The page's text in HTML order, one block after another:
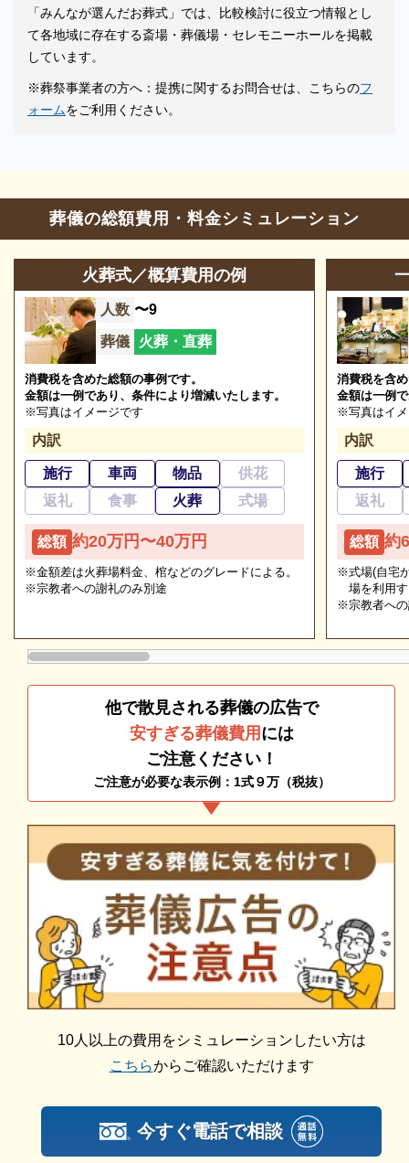
参列者控室
アメニティセット
ロビー エレベーター
「みんなが選んだお葬式」では、比較検討に役立つ情報とし
て各地域に存在する斎場・葬儀場・セレモニーホールを掲載
しています。
※葬祭事業者の方へ：提携に関するお問合せは、こちらのフ
ォームをご利用ください。
葬儀の総額費用・料金シミュレーション
火葬式／概算費用の例
人数 〜9
葬儀 火葬・直葬
消費税を含めた総額の事例です。
金額は一例であり、条件により増減いたします。
※写真はイメージです
内訳
施行 車両 物品
供花
返礼
食事 火葬 式場
総額 約20万円〜40万円
※金額差は火葬場料金、棺などのグレードによる。
※宗教者への謝礼のみ別途
消費税を含
金額は一例
※写真はイ
内訳
施行
返礼
総額 約
※式場(自宅
場を利用
※宗教者へ
他で散見される葬儀の広告で
安すぎる葬儀費用 には
ご注意ください！
ご注意が必要な表示例：1式９万（税抜）
10人以上の費用をシミュレーションしたい方は
こちらからご確認いただけます
今すぐ電話で相談